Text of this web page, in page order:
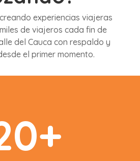
experiencias viajeras
de viajeros cada fin de
del Cauca con respaldo y
el primer momento.